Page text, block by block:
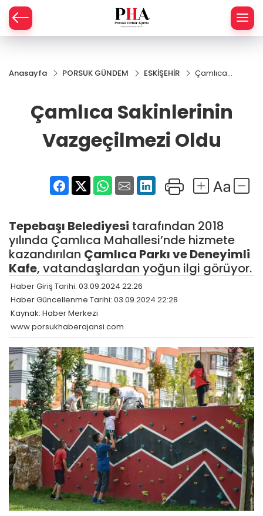
HABER
Anasayfa PORSUK GÜNDEM ESKİŞEHİR
Çamlıca
Oldu
Çamlıca Sakinlerinin
Vazgeçilmezi Oldu
Tepebaşı Belediyesi tarafından 2018
yılında Çamlıca Mahallesi’nde hizmete
kazandırılan Çamlıca Parkı ve Deneyimli
Kafe, vatandaşlardan yoğun ilgi görüyor.
Haber Giriş Tarihi: 03.09.2024 22:26
Haber Güncellenme Tarihi: 03.09.2024 22:28
Kaynak: Haber Merkezi
www.porsukhaberajansi.com